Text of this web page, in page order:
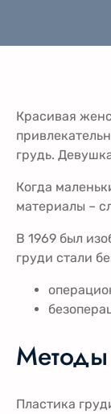
Красивая
грудь.
Когда
материалы –
В 1969 был
груди стали
Методы
Пластика